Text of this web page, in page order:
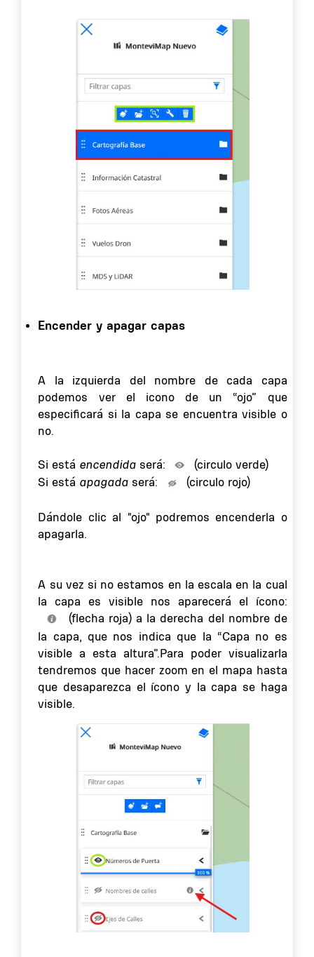
Encender y apagar capas
A la izquierda del nombre de cada capa
podemos ver el icono de un “ojo” que
especificará si la capa se encuentra visible o
no.
Si está encendida será:
(circulo verde)
Si está apagada será: (circulo rojo)
Dándole clic al "ojo" podremos encenderla o
apagarla.
A su vez si no estamos en la escala en la cual
la capa es visible nos aparecerá el ícono:
(flecha roja) a la derecha del nombre de
la capa, que nos indica que la “Capa no es
visible a esta altura”.Para poder visualizarla
tendremos que hacer zoom en el mapa hasta
que desaparezca el ícono y la capa se haga
visible.